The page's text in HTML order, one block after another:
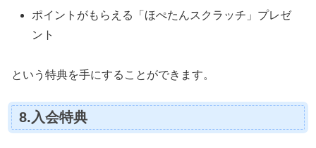
ポイントがもらえる「ほぺたんスクラッチ」プレゼ
ント
という特典を手にすることができます。
8.入会特典